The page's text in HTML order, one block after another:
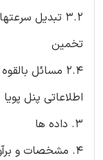
3.2 تبدیل
تخمین
2.4 مسائل
اطلاعاتی پنل پویا
3. داده ها
4. مشخصات و برآورد تجربی